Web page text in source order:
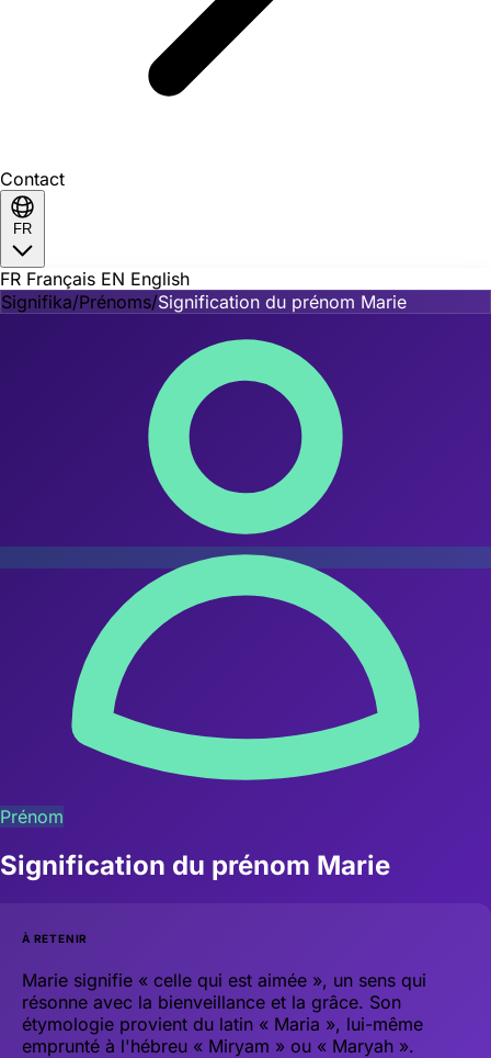
Contact
FR
FR Français EN English
Signifika/Prénoms/Signification du prénom Marie
Prénom
Signification du prénom Marie
À RETENIR
Marie signifie « celle qui est aimée », un sens qui
résonne avec la bienveillance et la grâce. Son
étymologie provient du latin « Maria », lui-même
emprunté à l'hébreu « Miryam » ou « Maryah ».